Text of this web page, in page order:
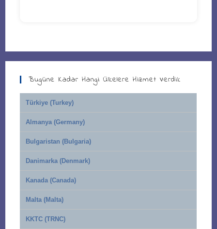
Bugüne Kadar Hangi Ülkelere Hizmet Verdik
Türkiye (Turkey)
Almanya (Germany)
Bulgaristan (Bulgaria)
Danimarka (Denmark)
Kanada (Canada)
Malta (Malta)
KKTC (TRNC)